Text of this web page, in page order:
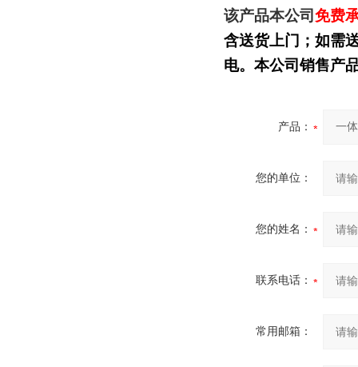
该产品本公司免费
含送货上门；如需
电。本公司销售产
产品：
您的单位：
您的姓名：
联系电话：
常用邮箱：